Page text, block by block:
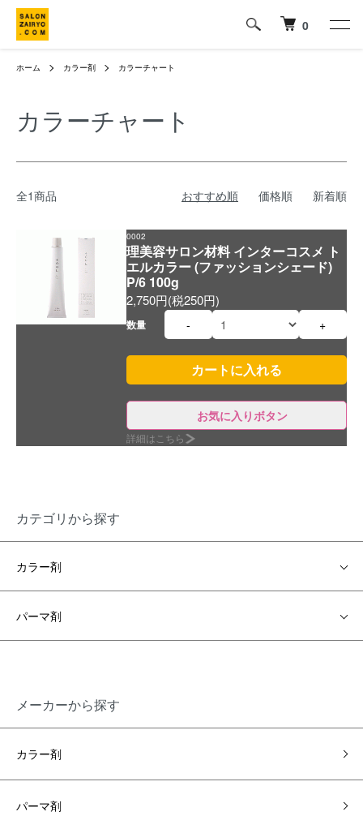
0
ホーム カラー剤 カラーチャート
カラーチャート
全1商品 おすすめ順 価格順 新着順
0002
理美容サロン材料 インターコスメ ト
エルカラー (ファッションシェード)
P/6 100g
2,750円(税250円)
数量 - +
お気に入りボタン
詳細はこちら
カテゴリから探す
カラー剤
パーマ剤
メーカーから探す
カラー剤
パーマ剤